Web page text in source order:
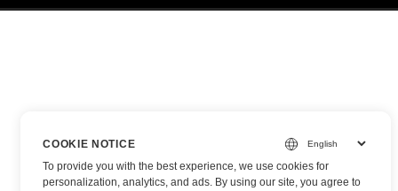
COOKIE NOTICE
To provide you with the best experience, we use cookies for
personalization, analytics, and ads. By using our site, you agree to